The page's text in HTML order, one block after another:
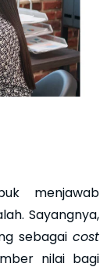
menjawab
Sayangnya,
sebagai cost
nilai bagi